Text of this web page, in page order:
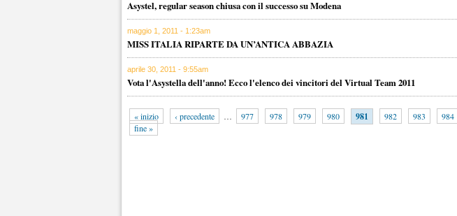
Asystel, regular season chiusa con il successo su Modena
maggio 1, 2011 - 1:23am
MISS ITALIA RIPARTE DA UN’ANTICA ABBAZIA
aprile 30, 2011 - 9:55am
Vota l'Asystella dell'anno! Ecco l'elenco dei vincitori del Virtual Team 2011
« inizio ‹ precedente … 977 978 979 980 981 982 983 984
fine »